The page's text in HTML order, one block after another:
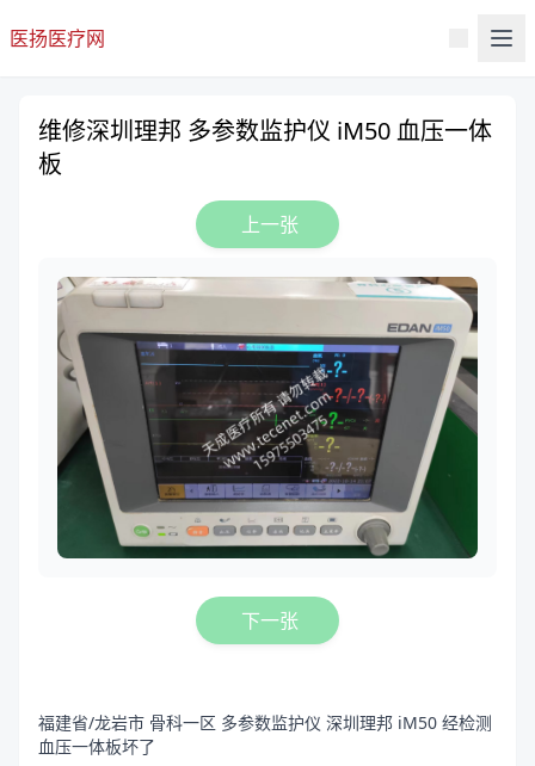
医扬医疗网
维修深圳理邦 多参数监护仪 iM50 血压一体
板
上一张
下一张
福建省/龙岩市 骨科一区 多参数监护仪 深圳理邦 iM50 经检测
血压一体板坏了